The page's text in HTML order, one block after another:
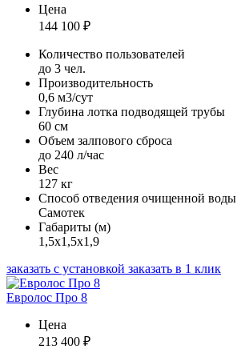
Цена
144 100 ₽
Количество пользователей
до 3 чел.
Производительность
0,6 м3/сут
Глубина лотка подводящей трубы
60 см
Объем залпового сброса
до 240 л/час
Вес
127 кг
Способ отведения очищенной воды
Самотек
Габариты (м)
1,5х1,5х1,9
заказать с установкой заказать в 1 клик
Евролос Про 8
Цена
213 400 ₽